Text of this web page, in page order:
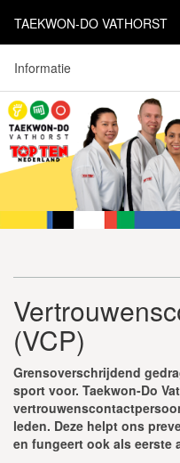
TAEKWON-DO VATHORST
HOME
NIEUWS
AGENDA
INFORMATIE
LESTIJDEN
WAT IS TAEKWON-DO?
GRATIS PROEFLES
Informatie
Lestijden
Inschrijfformulieren
CB19NL
(VCP)
Grensoverschrijdend
sport voor. Taekwon-Do
leden. Deze helpt ons
en fungeert ook als eerste